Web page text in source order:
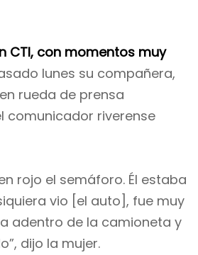
CTI, con momentos muy
lunes su compañera,
rueda de prensa
comunicador riverense
rojo el semáforo. Él estaba
vio [el auto], fue muy
adentro de la camioneta y
dijo la mujer.